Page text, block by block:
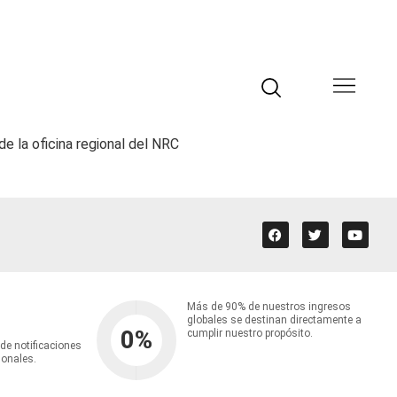
la oficina regional del NRC
notificaciones
0%
Más de 90% de nuestros ingresos
globales se destinan directamente a
cumplir nuestro propósito.